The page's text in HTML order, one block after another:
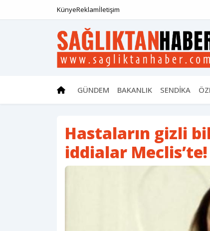
KünyeReklamİletişim
GÜNDEM BAKANLIK SENDİKA
Hastaların gizli
iddialar Meclis’te!